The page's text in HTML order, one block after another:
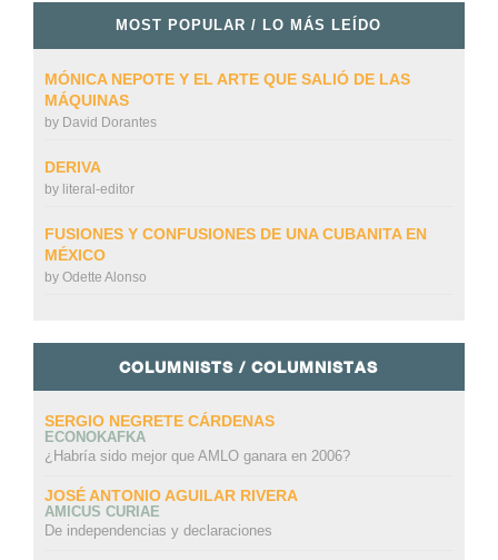
MOST POPULAR / LO MÁS LEÍDO
MÓNICA NEPOTE Y EL ARTE QUE SALIÓ DE LAS
MÁQUINAS
by David Dorantes
DERIVA
by literal-editor
FUSIONES Y CONFUSIONES DE UNA CUBANITA EN
MÉXICO
by Odette Alonso
COLUMNISTS / COLUMNISTAS
SERGIO NEGRETE CÁRDENAS
ECONOKAFKA
¿Habría sido mejor que AMLO ganara en 2006?
JOSÉ ANTONIO AGUILAR RIVERA
AMICUS CURIAE
De independencias y declaraciones